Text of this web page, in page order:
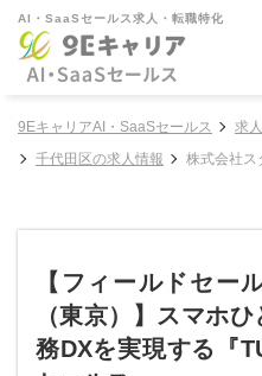
AI・SaaSセールス求人・転職特化
9EキャリアAI・SaaSセールス 求
千代田区の求人情報
株式会社ス
【フィールドセー
（東京）】スマホ
務DXを実現する『